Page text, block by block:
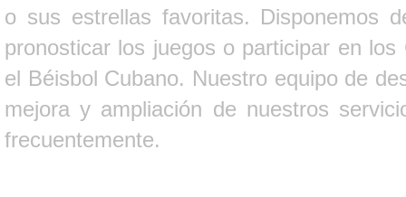
o sus estrellas favoritas. Disponemos
pronosticar los juegos o participar en
el Béisbol Cubano. Nuestro equipo de
mejora y ampliación de nuestros
frecuentemente.